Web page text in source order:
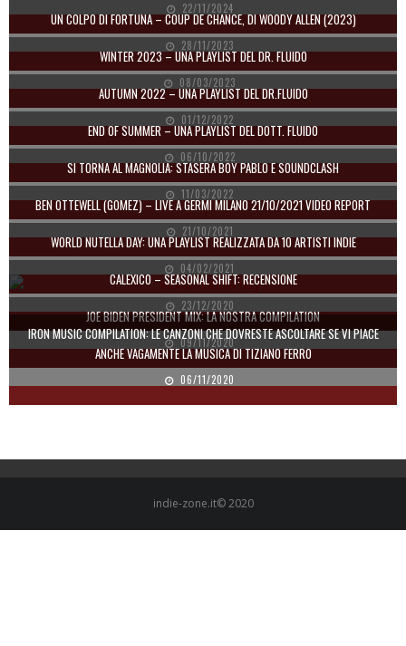
22/11/2024
UN COLPO DI FORTUNA – COUP DE CHANCE, DI WOODY ALLEN (2023)
28/11/2023
WINTER 2023 – UNA PLAYLIST DEL DR. FLUIDO
08/03/2023
AUTUMN 2022 – UNA PLAYLIST DEL DR.FLUIDO
01/12/2022
END OF SUMMER – UNA PLAYLIST DEL DOTT. FLUIDO
06/10/2022
SI TORNA AL MAGNOLIA: STASERA BOY PABLO E SOUNDCLASH
11/03/2022
BEN OTTEWELL (GOMEZ) – LIVE A GERMI MILANO 21/10/2021 VIDEO REPORT
21/10/2021
WORLD NUTELLA DAY: UNA PLAYLIST REALIZZATA DA 10 ARTISTI INDIE
04/02/2021
CALEXICO – SEASONAL SHIFT: RECENSIONE
23/12/2020
JOE BIDEN PRESIDENT MIX: LA NOSTRA COMPILATION
09/11/2020
IRON MUSIC COMPILATION: LE CANZONI CHE DOVRESTE ASCOLTARE SE VI PIACE
ANCHE VAGAMENTE LA MUSICA DI TIZIANO FERRO
06/11/2020
indie-zone.it© 2020